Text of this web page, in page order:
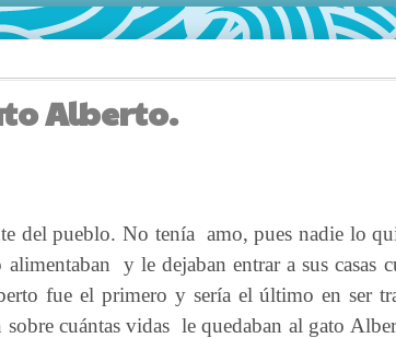
Alberto.
del pueblo. No tenía amo, pues nadie lo
y le dejaban entrar a sus casas
fue el primero y sería el último en ser
cuántas vidas le quedaban al gato